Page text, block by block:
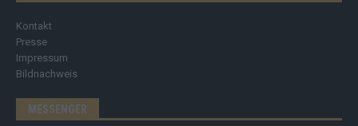
Kontakt
Presse
Impressum
Bildnachweis
MESSENGER